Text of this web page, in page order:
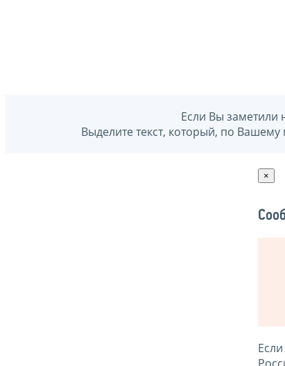
Если Вы заметили
Выделите текст, который, по
×